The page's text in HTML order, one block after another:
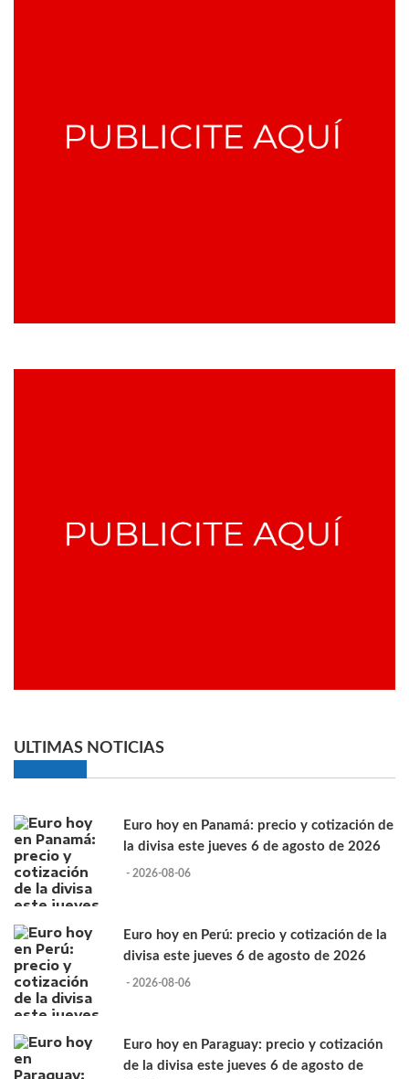
ULTIMAS NOTICIAS
Euro hoy en Panamá: precio y cotización de
la divisa este jueves 6 de agosto de 2026
- 2026-08-06
Euro hoy en Perú: precio y cotización de la
divisa este jueves 6 de agosto de 2026
- 2026-08-06
Euro hoy en Paraguay: precio y cotización
de la divisa este jueves 6 de agosto de